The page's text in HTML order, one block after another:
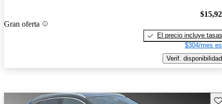
Gran oferta
El precio incluye tasas
$304/mes
Verif. disponibilidad